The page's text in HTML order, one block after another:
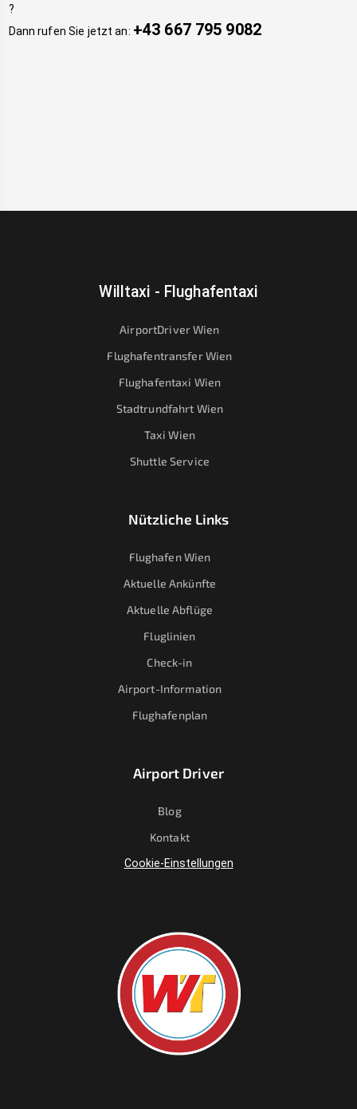
?
Dann rufen Sie jetzt an: +43 667 795 9082
Willtaxi - Flughafentaxi
AirportDriver Wien
Flughafentransfer Wien
Flughafentaxi Wien
Stadtrundfahrt Wien
Taxi Wien
Shuttle Service
Nützliche Links
Flughafen Wien
Aktuelle Ankünfte
Aktuelle Abflüge
Fluglinien
Check-in
Airport-Information
Flughafenplan
Airport Driver
Blog
Kontakt
Cookie-Einstellungen